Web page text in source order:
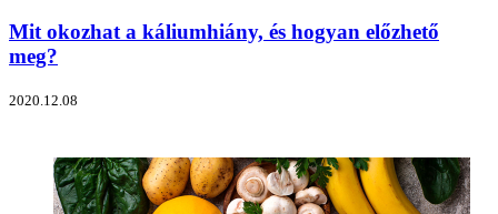
Mit okozhat a káliumhiány, és hogyan előzhető
meg?
2020.12.08